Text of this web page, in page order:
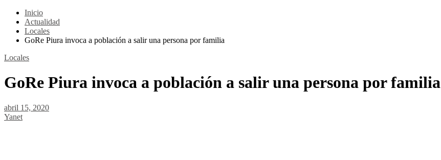
Inicio
Actualidad
Locales
GoRe Piura invoca a población a salir una persona por familia
Locales
GoRe Piura invoca a población a salir una persona por familia
abril 15, 2020
Yanet